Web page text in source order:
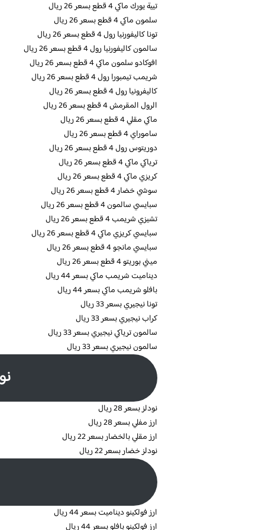
تيية يورك ماكي 4 قطع بسعر 26 ريال
سلمون ماكي 4 قطع بسعر 26 ريال
تونا كاليفورنيا رول 4 قطع بسعر 26 ريال
سالمون كاليفورنيا رول 4 قطع بسعر 26 ريال
افوكادو سلمون ماكي 4 قطع بسعر 26 ريال
شريمب تيمبورا رول 4 قطع بسعر 26 ريال
كاليفرونيا رول 4 قطع بسعر 26 ريال
الرول المقرمش 4 قطع بسعر 26 ريال
ماكي مقلي 4 قطع بسعر 26 ريال
ساموراي 4 قطع بسعر 26 ريال
دوريتوس رول 4 قطع بسعر 26 ريال
ترياكي ماكي 4 قطع بسعر 26 ريال
كريزي ماكي 4 قطع بسعر 26 ريال
سوشي خضار 4 قطع بسعر 26 ريال
سبايسي سالمون 4 قطع بسعر 26 ريال
تشيزي شريمب 4 قطع بسعر 26 ريال
سبايسي كريزي ماكي 4 قطع بسعر 26 ريال
سبايسي مانجو 4 قطع بسعر 26 ريال
ميني بوريتو 4 قطع بسعر 26 ريال
ديناميت شريمب ماكي بسعر 44 ريال
بافلو شريمب ماكي بسعر 44 ريال
تونا نيجيري بسعر 33 ريال
كراب نيجيري بسعر 33 ريال
سالمون ترياكي نيجيري بسعر 33 ريال
سالمون نيجيري بسعر 33 ريال
نودلز بسعر 28 ريال
ارز مفلي بسعر 28 ريال
ارز مقلي بالخضار بسعر 22 ريال
نودلز خضار بسعر 22 ريال
ارز فولكينو ديناميت بسعر 44 ريال